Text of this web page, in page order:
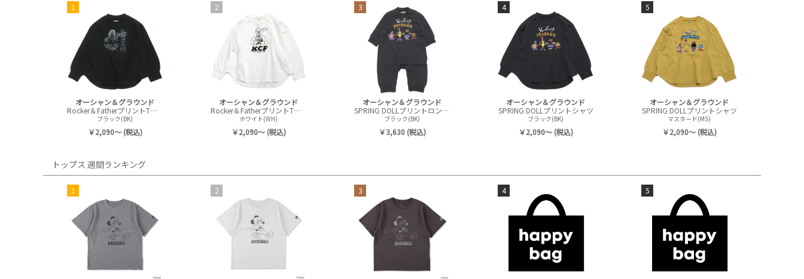
1
オーシャン＆グラウンド
Rocker＆FatherプリントTシャツ
ブラック(BK)
￥2,090～ (税込)
2
オーシャン＆グラウンド
Rocker＆FatherプリントTシャツ
ホワイト(WH)
￥2,090～ (税込)
3
オーシャン＆グラウンド
SPRING DOLLプリントロンパース
ブラック(BK)
￥3,630 (税込)
4
オーシャン＆グラウンド
SPRING DOLLプリントシャツ
ブラック(BK)
￥2,090～ (税込)
5
オーシャン＆グラウンド
SPRING DOLLプリントシャツ
マスタード(MS)
￥2,090～ (税込)
トップス 週間ランキング
1 2 3 4 5